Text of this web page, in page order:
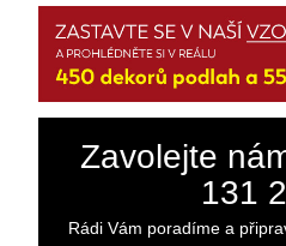
Zavolejte
131
Rádi Vám poradíme a